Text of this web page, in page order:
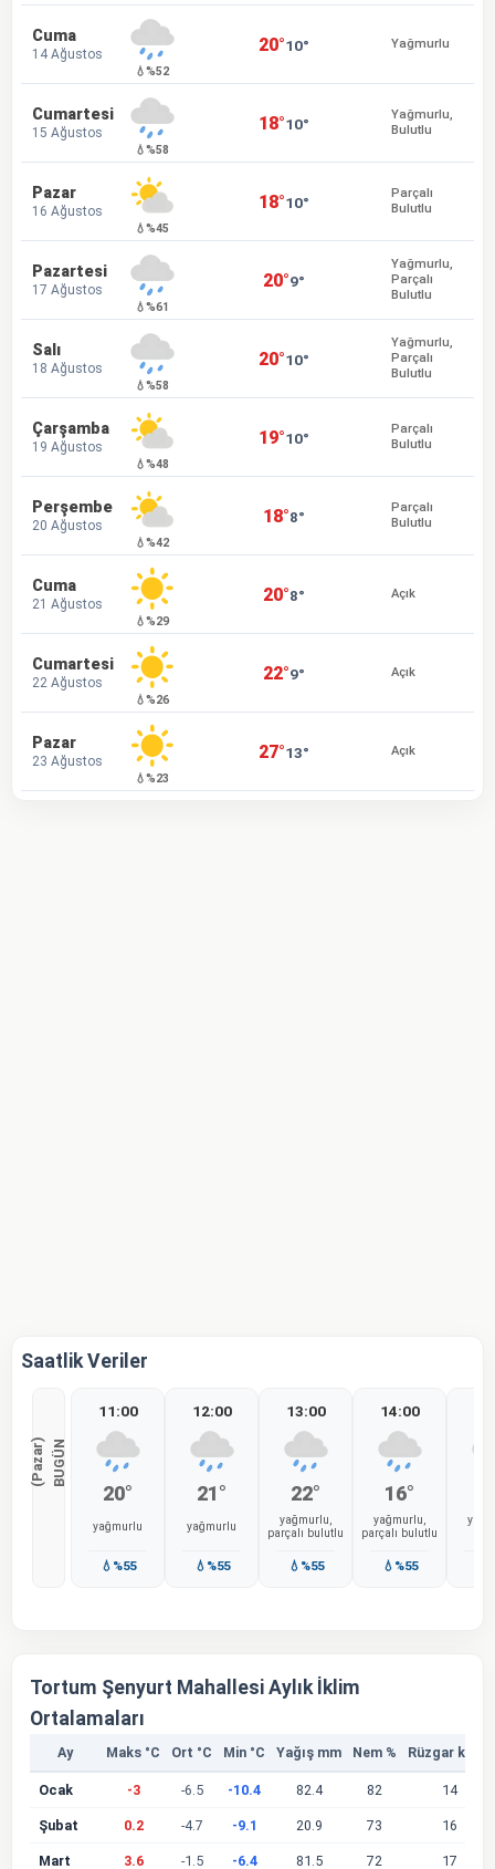
Cuma
14 Ağustos
💧%52
20°10° Yağmurlu
Cumartesi
15 Ağustos
💧%58
18°10°
Yağmurlu,
Bulutlu
Pazar
16 Ağustos
💧%45
18°10°
Parçalı
Bulutlu
Pazartesi
17 Ağustos
💧%61
20°9°
Yağmurlu,
Parçalı
Bulutlu
Salı
18 Ağustos
💧%58
20°10°
Yağmurlu,
Parçalı
Bulutlu
Çarşamba
19 Ağustos
💧%48
19°10°
Parçalı
Bulutlu
Perşembe
20 Ağustos
💧%42
18°8°
Parçalı
Bulutlu
Cuma
21 Ağustos
💧%29
20°8° Açık
Cumartesi
22 Ağustos
💧%26
22°9° Açık
Pazar
23 Ağustos
💧%23
27°13° Açık
Saatlik Veriler
B
U
G
Ü
N
(
P
a
z
a
r
)
11:00
20°
yağmurlu
💧%55
12:00
21°
yağmurlu
💧%55
13:00
22°
yağmurlu,
parçalı bulutlu
💧%55
14:00
16°
yağmurlu,
parçalı bulutlu
💧%55
Tortum Şenyurt Mahallesi Aylık İklim
Ortalamaları
Ay Maks °C Ort °C Min °C Yağış mm Nem % Rüzgar km/s
Ocak -3 -6.5 -10.4 82.4 82 14
Şubat 0.2 -4.7 -9.1 20.9 73 16
Mart 3.6 -1.5 -6.4 81.5 72 17